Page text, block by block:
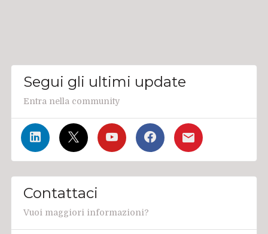
Segui gli ultimi update
Entra nella community
Contattaci
Vuoi maggiori informazioni?